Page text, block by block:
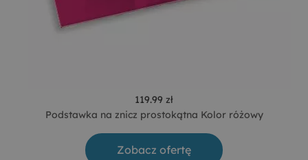
119.99 zł
Podstawka na znicz prostokątna Kolor różowy
Zobacz ofertę